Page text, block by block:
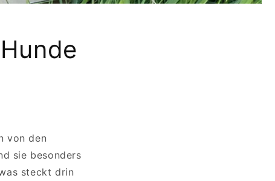
von den
sie besonders
steckt drin